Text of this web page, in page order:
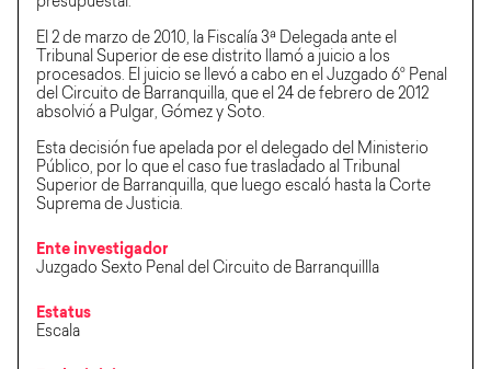
presupuestal.
El 2 de marzo de 2010, la Fiscalía 3ª Delegada ante el
Tribunal Superior de ese distrito llamó a juicio a los
procesados. El juicio se llevó a cabo en el Juzgado 6° Penal
del Circuito de Barranquilla, que el 24 de febrero de 2012
absolvió a Pulgar, Gómez y Soto.
Esta decisión fue apelada por el delegado del Ministerio
Público, por lo que el caso fue trasladado al Tribunal
Superior de Barranquilla, que luego escaló hasta la Corte
Suprema de Justicia.
Ente investigador
Juzgado Sexto Penal del Circuito de Barranquillla
Estatus
Escala